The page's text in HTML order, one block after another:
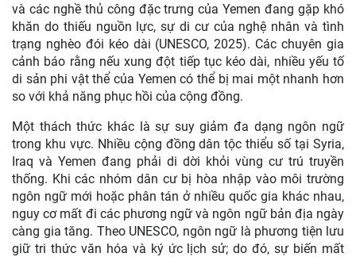
và các nghề thủ công đặc trưng của Yemen đang gặp khó
khăn do thiếu nguồn lực, sự di cư của nghệ nhân và tình
trạng nghèo đói kéo dài (UNESCO, 2025). Các chuyên gia
cảnh báo rằng nếu xung đột tiếp tục kéo dài, nhiều yếu tố
di sản phi vật thể của Yemen có thể bị mai một nhanh hơn
so với khả năng phục hồi của cộng đồng.
Một thách thức khác là sự suy giảm đa dạng ngôn ngữ
trong khu vực. Nhiều cộng đồng dân tộc thiểu số tại Syria,
Iraq và Yemen đang phải di dời khỏi vùng cư trú truyền
thống. Khi các nhóm dân cư bị hòa nhập vào môi trường
ngôn ngữ mới hoặc phân tán ở nhiều quốc gia khác nhau,
nguy cơ mất đi các phương ngữ và ngôn ngữ bản địa ngày
càng gia tăng. Theo UNESCO, ngôn ngữ là phương tiện lưu
giữ tri thức văn hóa và ký ức lịch sử; do đó, sự biến mất